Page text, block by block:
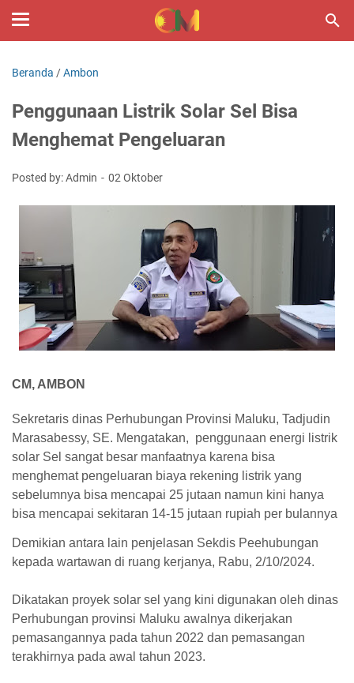
Beranda /Ambon
Penggunaan Listrik Solar Sel Bisa
Menghemat Pengeluaran
Posted by: Admin 02 Oktober
CM, AMBON
Sekretaris dinas Perhubungan Provinsi Maluku, Tadjudin
Marasabessy, SE. Mengatakan, penggunaan energi listrik
solar Sel sangat besar manfaatnya karena bisa
menghemat pengeluaran biaya rekening listrik yang
sebelumnya bisa mencapai 25 jutaan namun kini hanya
bisa mencapai sekitaran 14-15 jutaan rupiah per bulannya
Demikian antara lain penjelasan Sekdis Peehubungan
kepada wartawan di ruang kerjanya, Rabu, 2/10/2024.
Dikatakan proyek solar sel yang kini digunakan oleh dinas
Perhubungan provinsi Maluku awalnya dikerjakan
pemasangannya pada tahun 2022 dan pemasangan
terakhirnya pada awal tahun 2023.